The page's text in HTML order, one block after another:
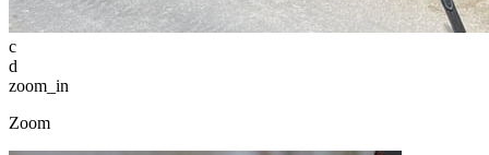
c
d
zoom_in
Zoom